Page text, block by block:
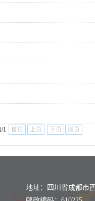
1 首页 上页 下页 尾页
地址：四川省成都市